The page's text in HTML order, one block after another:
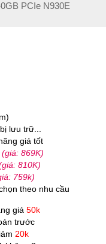
PCIe N930E
lưu trữ...
giá tốt
(giá: 869K)
810K)
759k)
theo nhu cầu
giá 50k
trước
20k